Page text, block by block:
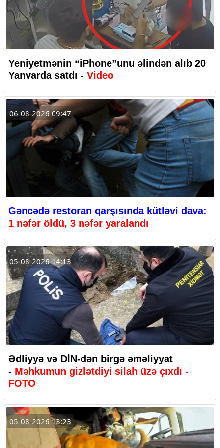
Yeniyetmənin “iPhone”unu əlindən alıb 20
Yanvarda satdı - Video
06-08-2026 09:47
Gəncədə restoran qarşısında kütləvi dava:
1 nəfər öldü, 3 nəfər yaralandı
05-08-2026 14:13
Ədliyyə və DİN-dən birgə əməliyyat
- Məhkumun gizlətdiyi silah üzə çıxdı -
FOTO
05-08-2026 13:23